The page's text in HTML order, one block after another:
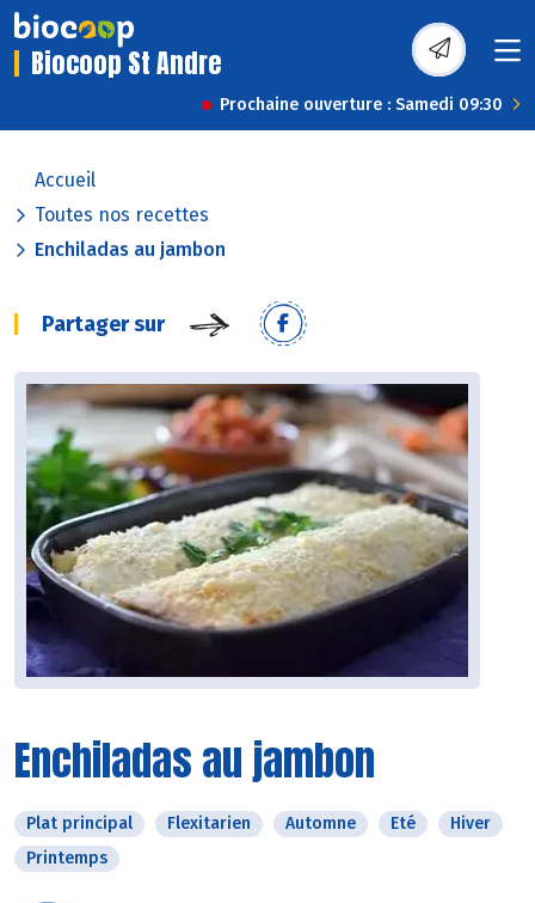
Biocoop St Andre
Prochaine ouverture : Samedi 09:30
Accueil
Toutes nos recettes
Enchiladas au jambon
Partager sur
Enchiladas au jambon
Plat principal Flexitarien Automne Eté
Hiver
Printemps